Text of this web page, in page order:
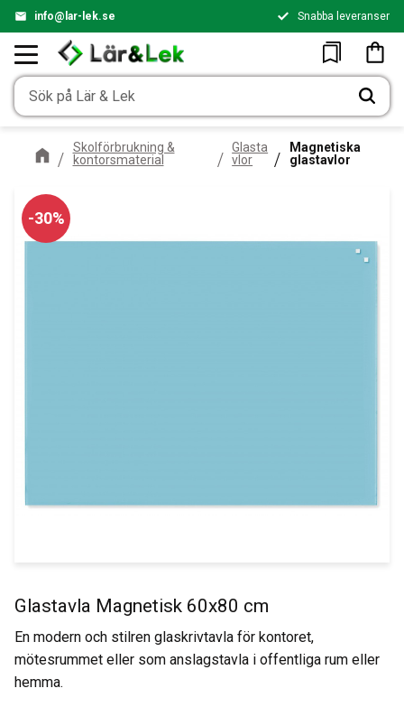
info@lar-lek.se Snabba leveranser
Favoriter
Skolförbrukning &
kontorsmaterial
Glasta
vlor
Magnetiska
glastavlor
30%
Glastavla Magnetisk 60x80 cm
En modern och stilren glaskrivtavla för kontoret,
mötesrummet eller som anslagstavla i offentliga rum eller
hemma.